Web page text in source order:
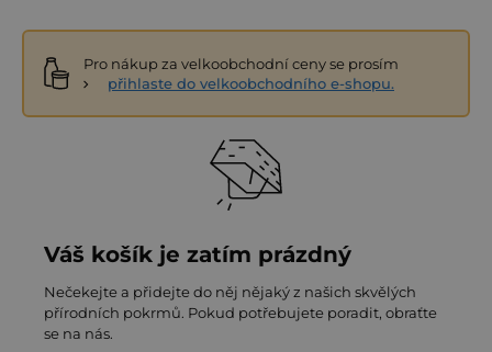
Pro nákup za velkoobchodní ceny se prosím
přihlaste do velkoobchodního e-shopu.
Váš košík je zatím prázdný
Nečekejte a přidejte do něj nějaký z našich skvělých
přírodních pokrmů. Pokud potřebujete poradit, obraťte
se na nás.